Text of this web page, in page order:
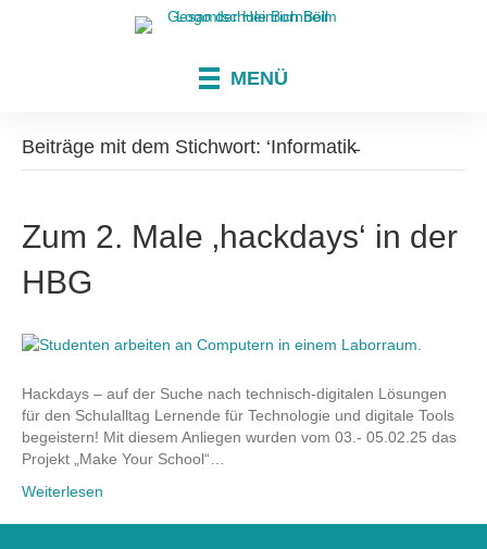
MENÜ
Beiträge mit dem Stichwort: ‘Informatik̵
Zum 2. Male ‚hackdays‘ in der
HBG
Hackdays – auf der Suche nach technisch-digitalen Lösungen
für den Schulalltag Lernende für Technologie und digitale Tools
begeistern! Mit diesem Anliegen wurden vom 03.- 05.02.25 das
Projekt „Make Your School“…
Weiterlesen